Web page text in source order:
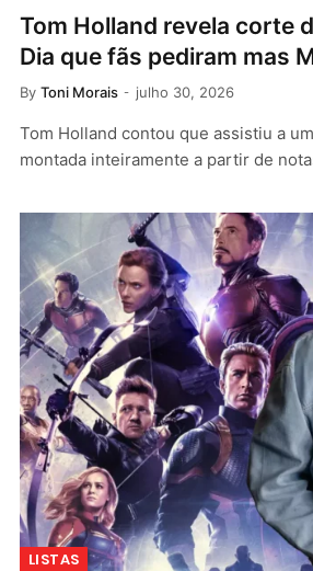
Tom Holland revela corte
Dia que fãs pediram mas
By Toni Morais julho 30, 2026
Tom Holland contou que assistiu a
montada inteiramente a partir de
LISTAS